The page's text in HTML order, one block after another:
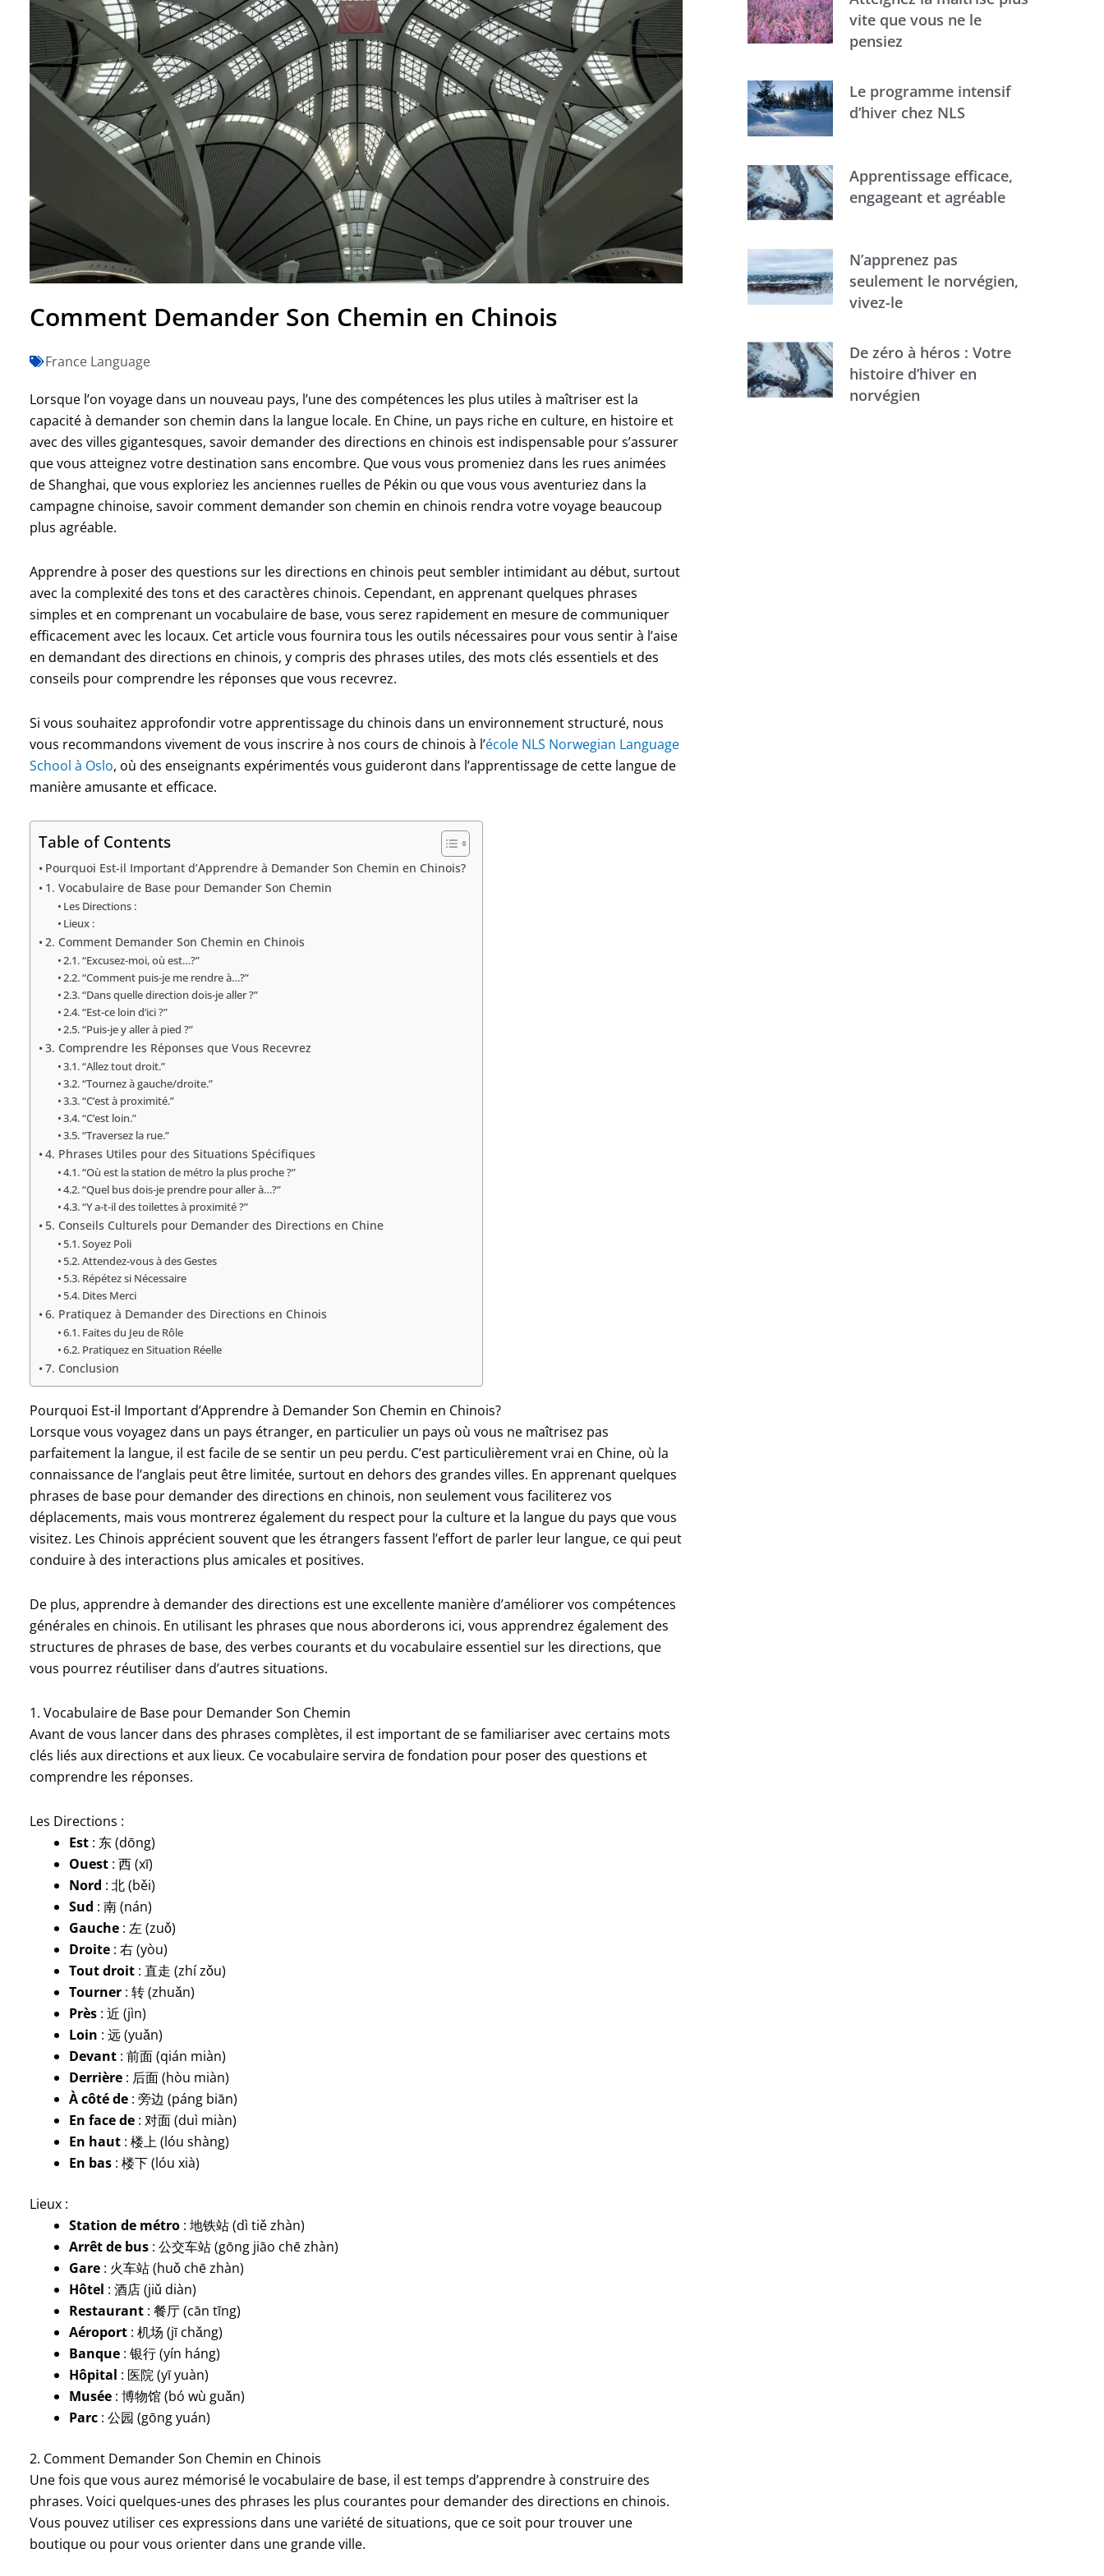
Comment Demander Son Chemin en Chinois
France Language
Lorsque l’on voyage dans un nouveau pays, l’une des compétences les plus utiles à maîtriser est la
capacité à demander son chemin dans la langue locale. En Chine, un pays riche en culture, en histoire et
avec des villes gigantesques, savoir demander des directions en chinois est indispensable pour s’assurer
que vous atteignez votre destination sans encombre. Que vous vous promeniez dans les rues animées
de Shanghai, que vous exploriez les anciennes ruelles de Pékin ou que vous vous aventuriez dans la
campagne chinoise, savoir comment demander son chemin en chinois rendra votre voyage beaucoup
plus agréable.
Apprendre à poser des questions sur les directions en chinois peut sembler intimidant au début, surtout
avec la complexité des tons et des caractères chinois. Cependant, en apprenant quelques phrases
simples et en comprenant un vocabulaire de base, vous serez rapidement en mesure de communiquer
efficacement avec les locaux. Cet article vous fournira tous les outils nécessaires pour vous sentir à l’aise
en demandant des directions en chinois, y compris des phrases utiles, des mots clés essentiels et des
conseils pour comprendre les réponses que vous recevrez.
Si vous souhaitez approfondir votre apprentissage du chinois dans un environnement structuré, nous
vous recommandons vivement de vous inscrire à nos cours de chinois à l’école NLS Norwegian Language
School à Oslo, où des enseignants expérimentés vous guideront dans l’apprentissage de cette langue de
manière amusante et efficace.
Table of Contents
Pourquoi Est-il Important d’Apprendre à Demander Son Chemin en Chinois?
1. Vocabulaire de Base pour Demander Son Chemin
Les Directions :
Lieux :
2. Comment Demander Son Chemin en Chinois
2.1. “Excusez-moi, où est…?”
2.2. “Comment puis-je me rendre à…?”
2.3. “Dans quelle direction dois-je aller ?”
2.4. “Est-ce loin d’ici ?”
2.5. “Puis-je y aller à pied ?”
3. Comprendre les Réponses que Vous Recevrez
3.1. “Allez tout droit.”
3.2. “Tournez à gauche/droite.”
3.3. “C’est à proximité.”
3.4. “C’est loin.”
3.5. “Traversez la rue.”
4. Phrases Utiles pour des Situations Spécifiques
4.1. “Où est la station de métro la plus proche ?”
4.2. “Quel bus dois-je prendre pour aller à…?”
4.3. “Y a-t-il des toilettes à proximité ?”
5. Conseils Culturels pour Demander des Directions en Chine
5.1. Soyez Poli
5.2. Attendez-vous à des Gestes
5.3. Répétez si Nécessaire
5.4. Dites Merci
6. Pratiquez à Demander des Directions en Chinois
6.1. Faites du Jeu de Rôle
6.2. Pratiquez en Situation Réelle
7. Conclusion
Pourquoi Est-il Important d’Apprendre à Demander Son Chemin en Chinois?
Lorsque vous voyagez dans un pays étranger, en particulier un pays où vous ne maîtrisez pas
parfaitement la langue, il est facile de se sentir un peu perdu. C’est particulièrement vrai en Chine, où la
connaissance de l’anglais peut être limitée, surtout en dehors des grandes villes. En apprenant quelques
phrases de base pour demander des directions en chinois, non seulement vous faciliterez vos
déplacements, mais vous montrerez également du respect pour la culture et la langue du pays que vous
visitez. Les Chinois apprécient souvent que les étrangers fassent l’effort de parler leur langue, ce qui peut
conduire à des interactions plus amicales et positives.
De plus, apprendre à demander des directions est une excellente manière d’améliorer vos compétences
générales en chinois. En utilisant les phrases que nous aborderons ici, vous apprendrez également des
structures de phrases de base, des verbes courants et du vocabulaire essentiel sur les directions, que
vous pourrez réutiliser dans d’autres situations.
1. Vocabulaire de Base pour Demander Son Chemin
Avant de vous lancer dans des phrases complètes, il est important de se familiariser avec certains mots
clés liés aux directions et aux lieux. Ce vocabulaire servira de fondation pour poser des questions et
comprendre les réponses.
Les Directions :
Est: 东 (dōng)
Ouest: 西 (xī)
Nord : 北 (běi)
Sud : 南 (nán)
Gauche: 左 (zuǒ)
Droite: 右 (yòu)
Tout droit: 直走 (zhí zǒu)
Tourner: 转 (zhuǎn)
Près: 近 (jìn)
Loin : 远 (yuǎn)
Devant: 前面 (qián miàn)
Derrière: 后面 (hòu miàn)
À côté de: 旁边 (páng biān)
En face de: 对面 (duì miàn)
En haut: 楼上 (lóu shàng)
En bas: 楼下 (lóu xià)
Lieux :
Station de métro: 地铁站 (dì tiě zhàn)
Arrêt de bus: 公交车站 (gōng jiāo chē zhàn)
Gare: 火车站 (huǒ chē zhàn)
Hôtel : 酒店 (jiǔ diàn)
Restaurant: 餐厅 (cān tīng)
Aéroport: 机场 (jī chǎng)
Banque: 银行 (yín háng)
Hôpital : 医院 (yī yuàn)
Musée: 博物馆 (bó wù guǎn)
Parc: 公园 (gōng yuán)
2. Comment Demander Son Chemin en Chinois
Une fois que vous aurez mémorisé le vocabulaire de base, il est temps d’apprendre à construire des
phrases. Voici quelques-unes des phrases les plus courantes pour demander des directions en chinois.
Vous pouvez utiliser ces expressions dans une variété de situations, que ce soit pour trouver une
boutique ou pour vous orienter dans une grande ville.
vite que vous ne le
pensiez
Le programme intensif
d’hiver chez NLS
Apprentissage efficace,
engageant et agréable
N’apprenez pas
seulement le norvégien,
vivez-le
De zéro à héros : Votre
histoire d’hiver en
norvégien